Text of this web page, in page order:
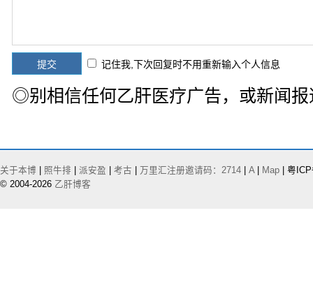
记住我,下次回复时不用重新输入个人信息
◎别相信任何乙肝医疗广告，或新闻报
关于本博 照牛排 派安盈 考古 万里汇注册邀请码：2714 A| Map | 粤
© 2004-2026 乙肝博客